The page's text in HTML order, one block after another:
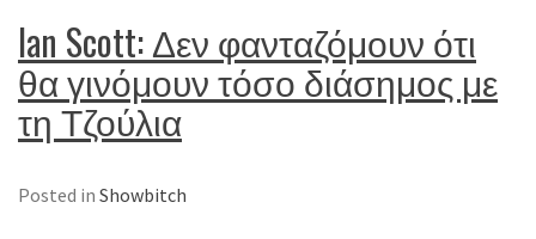
Ian Scott: Δεν φανταζόμουν ότι
θα γινόμουν τόσο διάσημος με
τη Τζούλια
Posted in Showbitch